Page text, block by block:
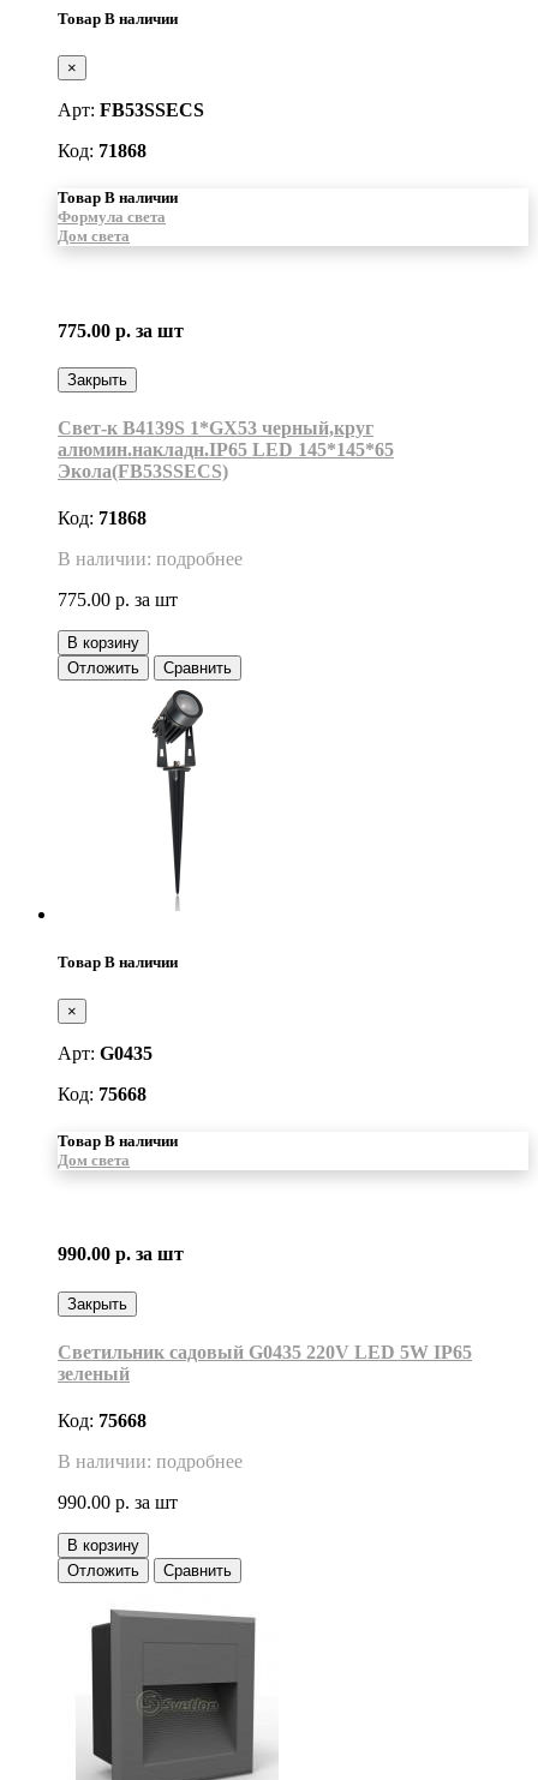
Товар В наличии
×
Арт: FB53SSECS
Код: 71868
Товар В наличии
Формула света
Дом света
775.00 р. за шт
Закрыть
Свет-к B4139S 1*GX53 черный,круг
алюмин.накладн.IP65 LED 145*145*65
Экола(FB53SSECS)
Код: 71868
В наличии: подробнее
775.00 р. за шт
В корзину
Отложить
Сравнить
Товар В наличии
×
Арт: G0435
Код: 75668
Товар В наличии
Дом света
990.00 р. за шт
Закрыть
Светильник садовый G0435 220V LED 5W IP65
зеленый
Код: 75668
В наличии: подробнее
990.00 р. за шт
В корзину
Отложить
Сравнить